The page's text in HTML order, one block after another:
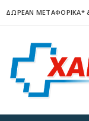
ΔΩΡΕΑΝ ΜΕΤΑΦΟΡΙΚΑ*